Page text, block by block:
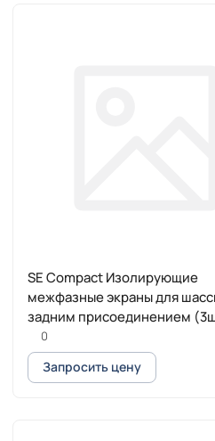
SE Compact Изолирующие
межфазные экраны для
задним присоединением
0
Запросить цену